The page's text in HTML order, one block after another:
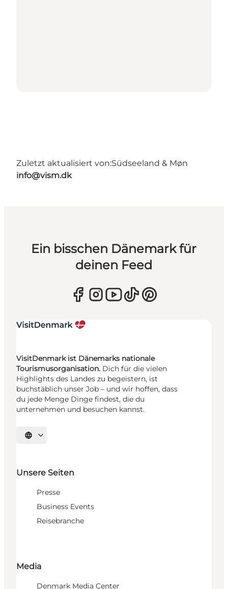
Zuletzt aktualisiert von:Südseeland & Møn
info@vism.dk
Ein bisschen Dänemark für
deinen Feed
VisitDenmark ist Dänemarks nationale
Tourismusorganisation. Dich für die vielen
Highlights des Landes zu begeistern, ist
buchstäblich unser Job – und wir hoffen, dass
du jede Menge Dinge findest, die du
unternehmen und besuchen kannst.
Sprache auswählen
Unsere Seiten
Presse
Business Events
Reisebranche
Media
Denmark Media Center